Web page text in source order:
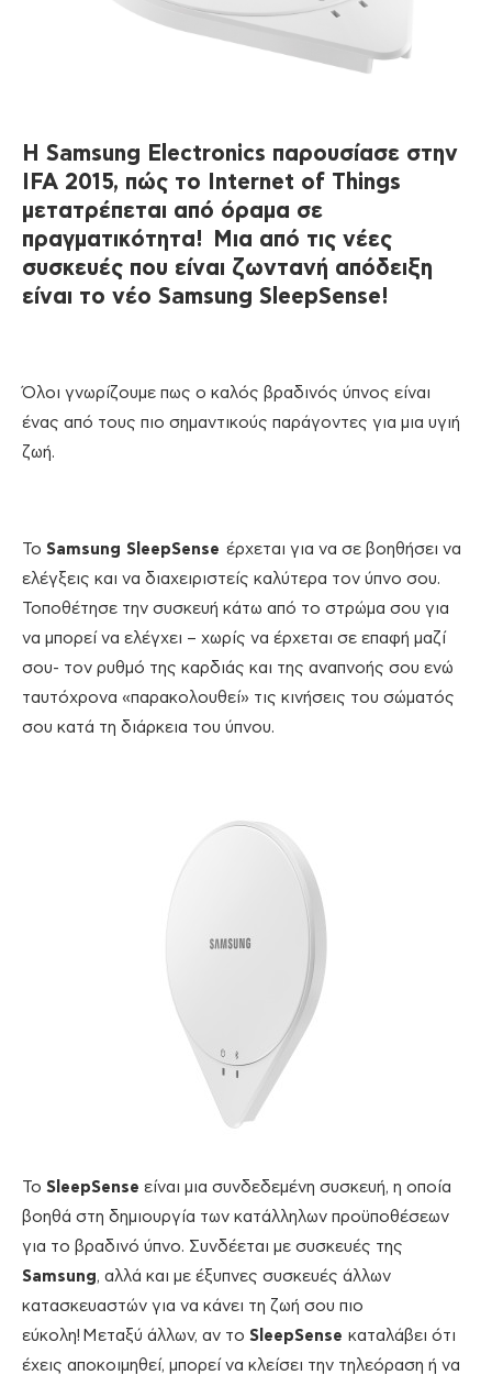
Η Samsung Electronics παρουσίασε στην
IFA 2015, πώς το Internet of Things
μετατρέπεται από όραμα σε
πραγματικότητα! Μια από τις νέες
συσκευές που είναι ζωντανή απόδειξη
είναι το νέο Samsung SleepSense!
Όλοι γνωρίζουμε πως ο καλός βραδινός ύπνος είναι
ένας από τους πιο σημαντικούς παράγοντες για μια υγιή
ζωή.
Το Samsung SleepSense έρχεται για να σε βοηθήσει να
ελέγξεις και να διαχειριστείς καλύτερα τον ύπνο σου.
Τοποθέτησε την συσκευή κάτω από το στρώμα σου για
να μπορεί να ελέγχει – χωρίς να έρχεται σε επαφή μαζί
σου- τον ρυθμό της καρδιάς και της αναπνοής σου ενώ
ταυτόχρονα «παρακολουθεί» τις κινήσεις του σώματός
σου κατά τη διάρκεια του ύπνου.
Το SleepSense είναι μια συνδεδεμένη συσκευή, η οποία
βοηθά στη δημιουργία των κατάλληλων προϋποθέσεων
για το βραδινό ύπνο. Συνδέεται με συσκευές της
Samsung, αλλά και με έξυπνες συσκευές άλλων
κατασκευαστών για να κάνει τη ζωή σου πιο
εύκολη! Μεταξύ άλλων, αν το SleepSense καταλάβει ότι
έχεις αποκοιμηθεί, μπορεί να κλείσει την τηλεόραση ή να